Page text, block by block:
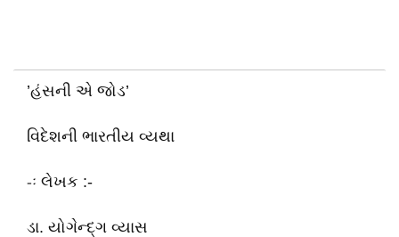
’હંસની એ જોડ’
વિદેશની ભારતીય વ્યથા
-ઃ લેખક :-
ડા. યોગેન્દ્ગ વ્યાસ